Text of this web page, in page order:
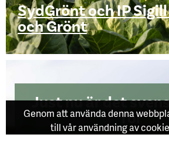
SydGrönt och IP
och Grönt
Just nu är det
för
Genom att använda denna
till vår användning av